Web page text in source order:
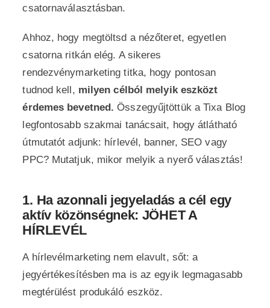
csatornaválasztásban.
Ahhoz, hogy megtöltsd a nézőteret, egyetlen
csatorna ritkán elég. A sikeres
rendezvénymarketing titka, hogy pontosan
tudnod kell, milyen célból melyik eszközt
érdemes bevetned. Összegyűjtöttük a Tixa Blog
legfontosabb szakmai tanácsait, hogy átlátható
útmutatót adjunk: hírlevél, banner, SEO vagy
PPC? Mutatjuk, mikor melyik a nyerő választás!
1. Ha azonnali jegyeladás a cél egy
aktív közönségnek: JÖHET A
HÍRLEVÉL
A hírlevélmarketing nem elavult, sőt: a
jegyértékesítésben ma is az egyik legmagasabb
megtérülést produkáló eszköz.